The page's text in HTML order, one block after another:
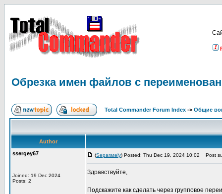
Обрезка имен файлов с
Total Commander Forum Index -> Общие
Author
ssergey67
Joined: 19 Dec 2024
Posts: 2
(Separately) Posted: Thu Dec 19, 2024 10:02 Post
Здравствуйте,
Подскажите как сделать через групповое